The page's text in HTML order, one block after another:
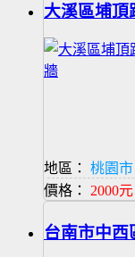
大溪區埔頂
地區：
桃園
價格： 2000元
台南市中西